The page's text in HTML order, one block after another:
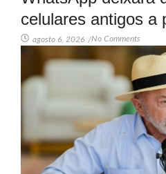
celulares antigos a
agosto 6, 2026 /No Comments